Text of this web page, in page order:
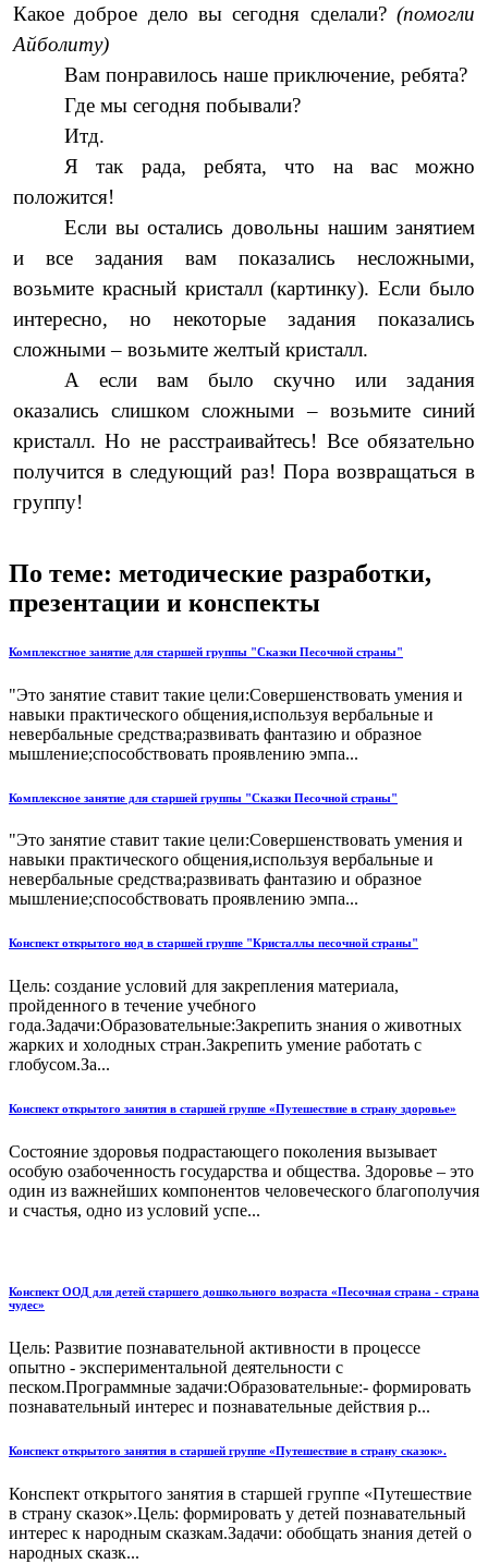
Какое доброе дело вы сегодня сделали?(помогли
Айболиту)
Вам понравилось наше приключение, ребята?
Где мы сегодня побывали?
Итд.
Я так рада, ребята, что на вас можно
положится!
Если вы остались довольны нашим занятием
и все задания вам показались несложными,
возьмите красный кристалл (картинку). Если было
интересно, но некоторые задания показались
сложными – возьмите желтый кристалл.
А если вам было скучно или задания
оказались слишком сложными – возьмите синий
кристалл. Но не расстраивайтесь! Все обязательно
получится в следующий раз! Пора возвращаться в
группу!
По теме: методические разработки,
презентации и конспекты
Комплексгное занятие для старшей группы "Сказки Песочной страны"
"Это занятие ставит такие цели:Совершенствовать умения и
навыки практического общения,используя вербальные и
невербальные средства;развивать фантазию и образное
мышление;способствовать проявлению эмпа...
Комплексное занятие для старшей группы "Сказки Песочной страны"
"Это занятие ставит такие цели:Совершенствовать умения и
навыки практического общения,используя вербальные и
невербальные средства;развивать фантазию и образное
мышление;способствовать проявлению эмпа...
Конспект открытого нод в старшей группе "Кристаллы песочной страны"
Цель: создание условий для закрепления материала,
пройденного в течение учебного
года.Задачи:Образовательные:Закрепить знания о животных
жарких и холодных стран.Закрепить умение работать с
глобусом.За...
Конспект открытого занятия в старшей группе «Путешествие в страну здоровье»
Состояние здоровья подрастающего поколения вызывает
особую озабоченность государства и общества. Здоровье – это
один из важнейших компонентов человеческого благополучия
и счастья, одно из условий успе...
Конспект ООД для детей старшего дошкольного возраста «Песочная страна - страна
чудес»
Цель: Развитие познавательной активности в процессе
опытно - экспериментальной деятельности с
песком.Программные задачи:Образовательные:- формировать
познавательный интерес и познавательные действия р...
Конспект открытого занятия в старшей группе «Путешествие в страну сказок».
Конспект открытого занятия в старшей группе «Путешествие
в страну сказок».Цель: формировать у детей познавательный
интерес к народным сказкам.Задачи: обобщать знания детей о
народных сказк...